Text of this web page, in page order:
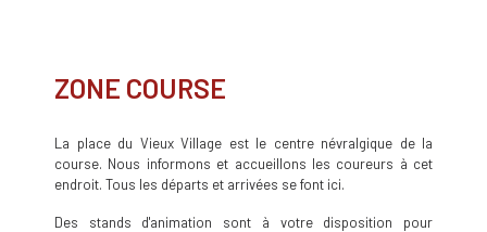
ZONE COURSE
La place du Vieux Village est le centre névralgique de la
course. Nous informons et accueillons les coureurs à cet
endroit. Tous les départs et arrivées se font ici.
Des stands d'animation sont à votre disposition pour